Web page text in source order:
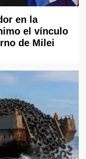
en la
el vínculo
de Milei